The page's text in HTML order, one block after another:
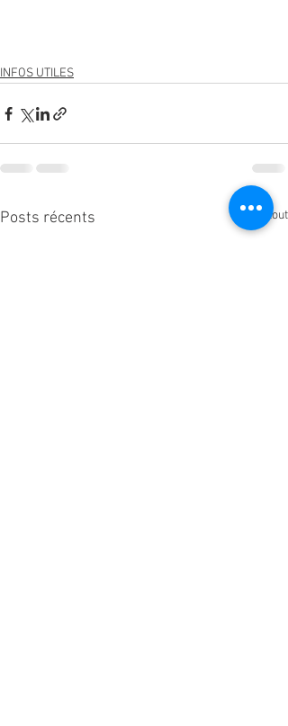
INFOS UTILES
Posts récents Voir tout